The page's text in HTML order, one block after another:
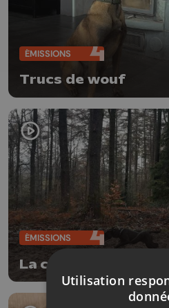
ÉMISSIONS
Trucs de wouf
ÉMISSIONS
La compétition de
Utilisation